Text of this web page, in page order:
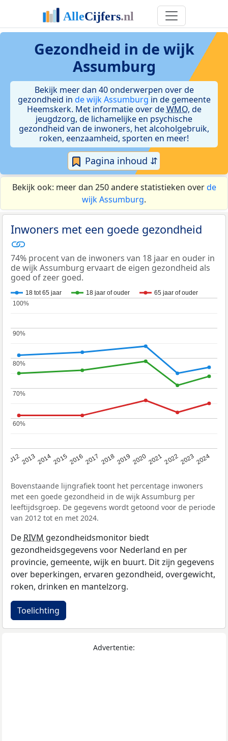
Gezondheid in de wijk
Assumburg
Bekijk meer dan 40 onderwerpen over de
gezondheid in de wijk Assumburg in de gemeente
Heemskerk. Met informatie over deWMO, de
jeugdzorg, de lichamelijke en psychische
gezondheid van de inwoners, het alcoholgebruik,
roken, eenzaamheid, sporten en meer!
Pagina inhoud ⇵
Bekijk ook: meer dan 250 andere statistieken overde
wijk Assumburg.
Inwoners met een goede gezondheid
74% procent van de inwoners van 18 jaar en ouder in
de wijk Assumburg ervaart de eigen gezondheid als
goed of zeer goed.
18 tot 65 jaar 18 jaar of ouder 65 jaar of ouder
201220132014201520162017 20182019 20202021202220232024
60%
60%
70%
70%
80%
80%
90%
90%
100%
100%
Bovenstaande lijngrafiek toont het percentage inwoners
met een goede gezondheid in de wijk Assumburg per
leeftijdsgroep. De gegevens wordt getoond voor de periode
van 2012 tot en met 2024.
De RIVM gezondheidsmonitor biedt
gezondheidsgegevens voor Nederland en per
provincie, gemeente, wijk en buurt. Dit zijn gegevens
over beperkingen, ervaren gezondheid, overgewicht,
roken, drinken en mantelzorg.
Toelichting
Advertentie: